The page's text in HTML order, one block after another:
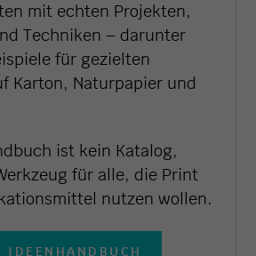
mit echten Projekten,
Techniken – darunter
für gezielten
Karton, Naturpapier und
ist kein Katalog,
für alle, die Print
nutzen wollen.
IDEENHANDBUCH